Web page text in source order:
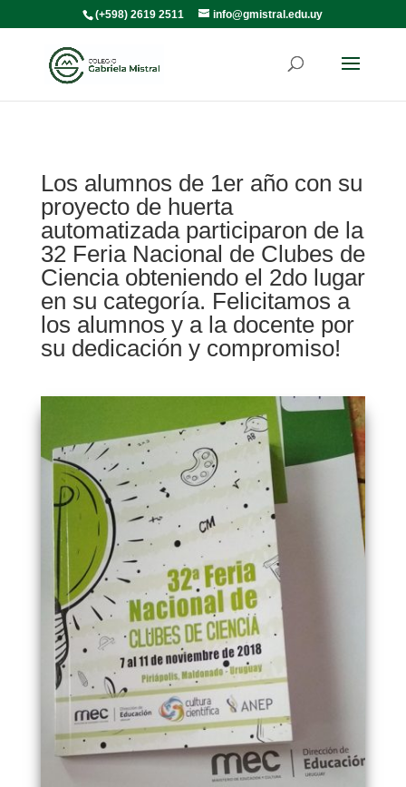
(+598) 2619 2511 info@gmistral.edu.uy
Los alumnos de 1er año con su
proyecto de huerta
automatizada participaron de la
32 Feria Nacional de Clubes de
Ciencia obteniendo el 2do lugar
en su categoría. Felicitamos a
los alumnos y a la docente por
su dedicación y compromiso!